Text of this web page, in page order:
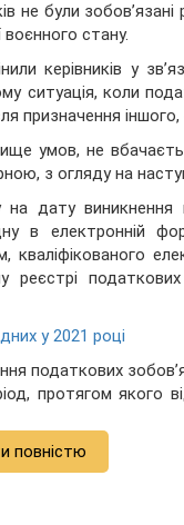
не були
стану.
керівників у
ситуація, коли
призначення
умов, не
з огляду на
дату виникнення
в електронній
у 2021 році
податкових
протягом якого
повністю